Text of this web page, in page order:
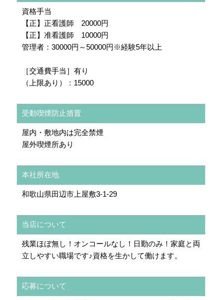
資格手当
【正】正看護師 20000円
【正】准看護師 10000円
管理者：30000円～50000円※経験5年以上
［交通費手当］有り
（上限あり）：15000
受動喫煙防止措置
屋内・敷地内は完全禁煙
屋外喫煙所あり
本社所在地
和歌山県田辺市上屋敷3-1-29
当店について
残業ほぼ無し！オンコールなし！日勤のみ！家庭と両
立しやすい職場です♪資格を生かして働けます。
応募について